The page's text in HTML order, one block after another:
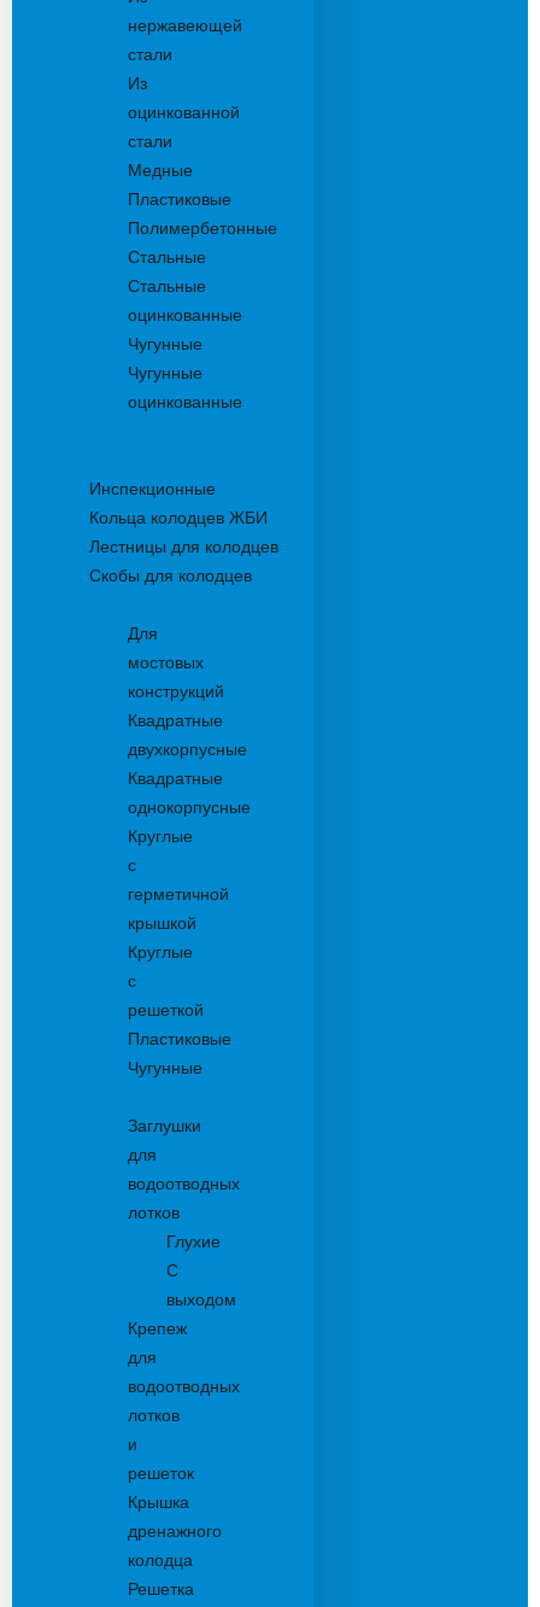
нержавеющей
стали
Из
оцинкованной
стали
Медные
Пластиковые
Полимербетонные
Стальные
Стальные
оцинкованные
Чугунные
Чугунные
оцинкованные
Инспекционные
Кольца колодцев ЖБИ
Лестницы для колодцев
Скобы для колодцев
Для
мостовых
конструкций
Квадратные
двухкорпусные
Квадратные
однокорпусные
Круглые
с
герметичной
крышкой
Круглые
с
решеткой
Пластиковые
Чугунные
Заглушки
для
водоотводных
лотков
Глухие
С
выходом
Крепеж
для
водоотводных
лотков
и
решеток
Крышка
дренажного
колодца
Решетка